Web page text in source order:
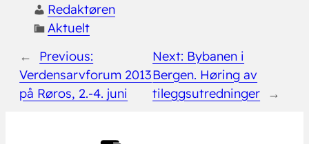
Redaktøren
Aktuelt
←
Previous:
Verdensarvforum 2013
på Røros, 2.-4. juni
Next: Bybanen i
Bergen. Høring av
tileggsutredninger
→